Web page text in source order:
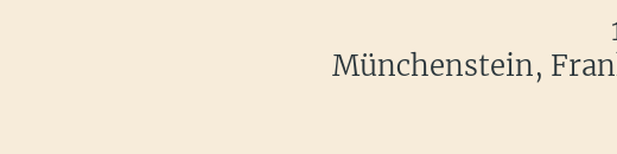
Münchenstein,